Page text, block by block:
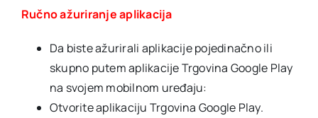
Ručno ažuriranje aplikacija
Da biste ažurirali aplikacije pojedinačno ili
skupno putem aplikacije Trgovina Google Play
na svojem mobilnom uređaju:
Otvorite aplikaciju Trgovina Google Play.